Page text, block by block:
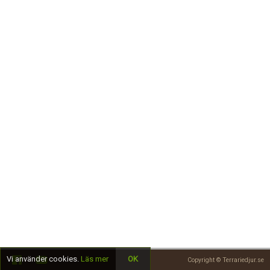
Copyright © Terrariedjur.se
Vi använder cookies. Läs mer OK